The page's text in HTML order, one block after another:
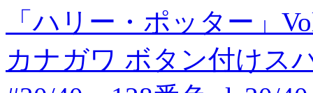
「ハリー・ポッター」
カナガワ ボタン付けス